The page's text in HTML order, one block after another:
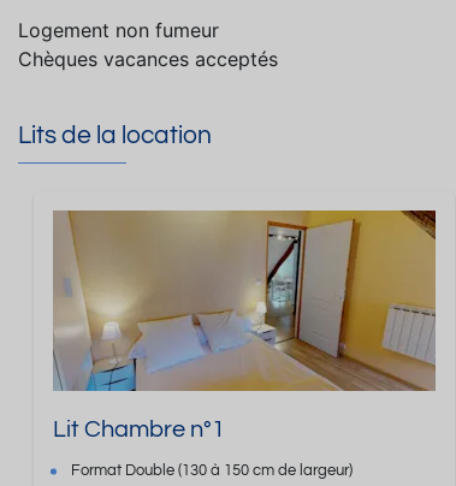
Logement non fumeur
Chèques vacances acceptés
Lits de la location
Lit Chambre n°1
Format Double (130 à 150 cm de largeur)